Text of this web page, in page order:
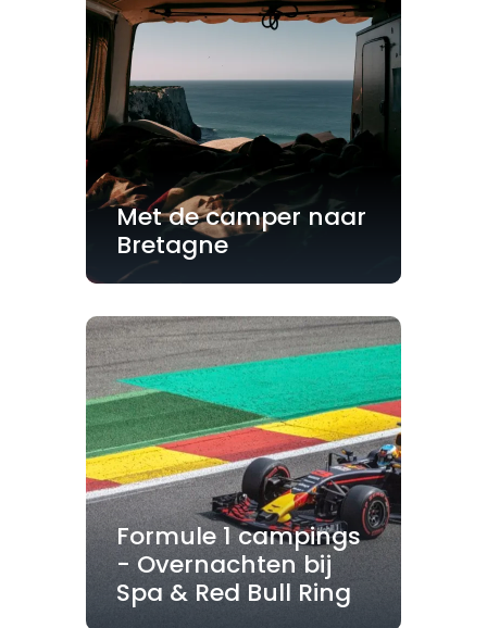
Met de camper naar
Bretagne
Formule 1 campings
- Overnachten bij
Spa & Red Bull Ring